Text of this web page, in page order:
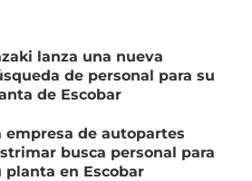
lanza una nueva
de personal para su
de Escobar
empresa de autopartes
busca personal para
planta en Escobar